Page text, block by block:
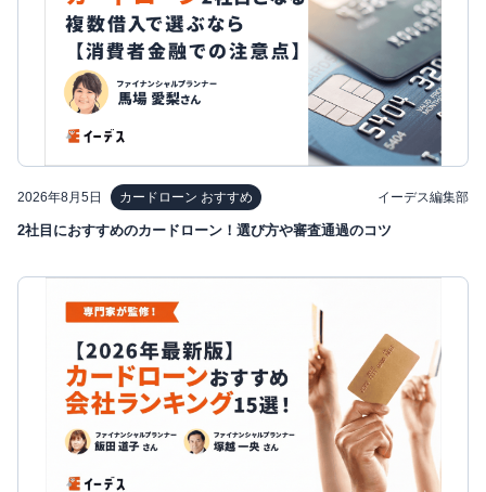
2026年8月5日 カードローン おすすめ イーデス編集部
2社目におすすめのカードローン！選び方や審査通過のコツ